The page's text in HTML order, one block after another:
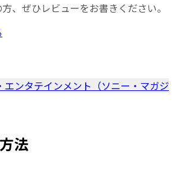
、ぜひレビューをお書きください。
エンタテインメント（ソニー・マガジ
法